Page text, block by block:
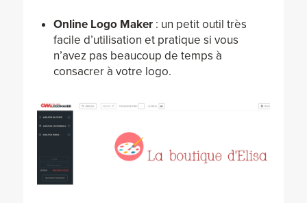
Online Logo Maker: un petit outil très
facile d’utilisation et pratique si vous
n’avez pas beaucoup de temps à
consacrer à votre logo.